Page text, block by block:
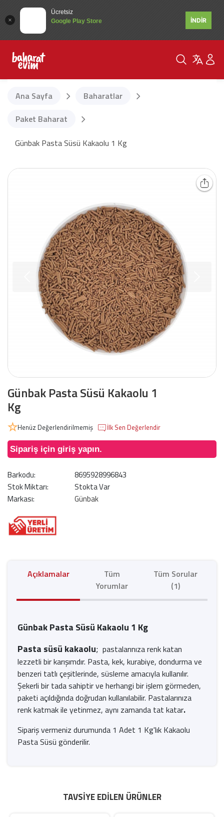
Ücretsiz
Google Play Store
İNDİR
Ana Sayfa
Baharatlar
Paket Baharat
Günbak Pasta Süsü Kakaolu 1 Kg
Günbak Pasta Süsü Kakaolu 1
Kg
Henüz Değerlendirilmemiş İlk Sen Değerlendir
Sipariş için giriş yapın.
Barkodu:
8695928996843
Stok Miktarı:
Stokta Var
Markası:
Günbak
Açıklamalar
Tüm
Yorumlar
Tüm Sorular
(1)
Günbak Pasta Süsü Kakaolu 1 Kg
Pasta süsü kakaolu; pastalarınıza renk katan
lezzetli bir karışımdır. Pasta, kek, kurabiye, dondurma ve
benzeri tatlı çeşitlerinde, süsleme amacıyla kullanılır.
Şekerli bir tada sahiptir ve herhangi bir işlem görmeden,
paketi açıldığında doğrudan kullanılabilir. Pastalarınıza
renk katmak ile yetinmez, aynı zamanda tat katar.
Sipariş vermeniz durumunda 1 Adet 1 Kg'lık Kakaolu
Pasta Süsü gönderilir.
TAVSIYE EDILEN ÜRÜNLER